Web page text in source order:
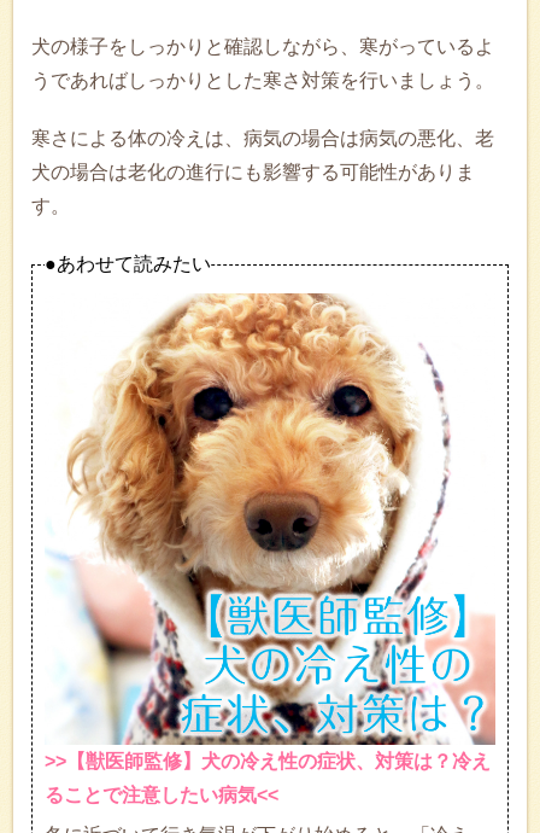
犬の様子をしっかりと確認しながら、寒がっているよ
うであればしっかりとした寒さ対策を行いましょう。
寒さによる体の冷えは、病気の場合は病気の悪化、老
犬の場合は老化の進行にも影響する可能性がありま
す。
●あわせて読みたい
>>【獣医師監修】犬の冷え性の症状、対策は？冷え
ることで注意したい病気<<